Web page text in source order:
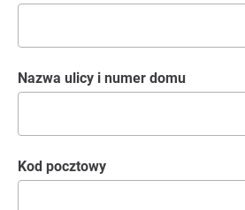
Nazwa ulicy i numer domu
kod pocztowy